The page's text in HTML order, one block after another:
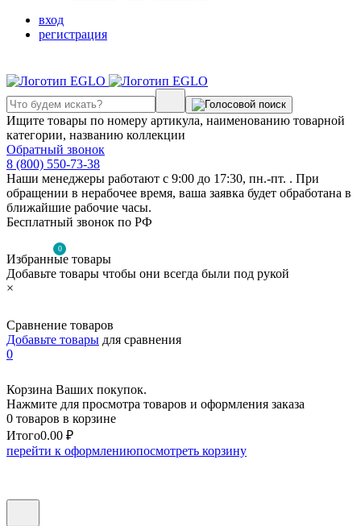
вход
регистрация
Ищите товары по номеру артикула, наименованию товарной
категории, названию коллекции
Обратный звонок
8 (800) 550-73-38
Наши менеджеры работают с 9:00 до 17:30, пн.-пт. . При
обращении в нерабочее время, ваша заявка будет обработана в
ближайшие рабочие часы.
Бесплатный звонок по РФ
0
Избранные товары
Добавьте товары чтобы они всегда были под рукой
×
Сравнение товаров
Добавьте товары для сравнения
0
Корзина Ваших покупок.
Нажмите для просмотра товаров и оформления заказа
0 товаров в корзине
Итого0.00 ₽
перейти к оформлениюпосмотреть корзину